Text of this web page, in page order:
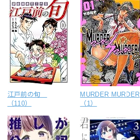
江戸前の旬
（110）
MURDER MURDER
（1）